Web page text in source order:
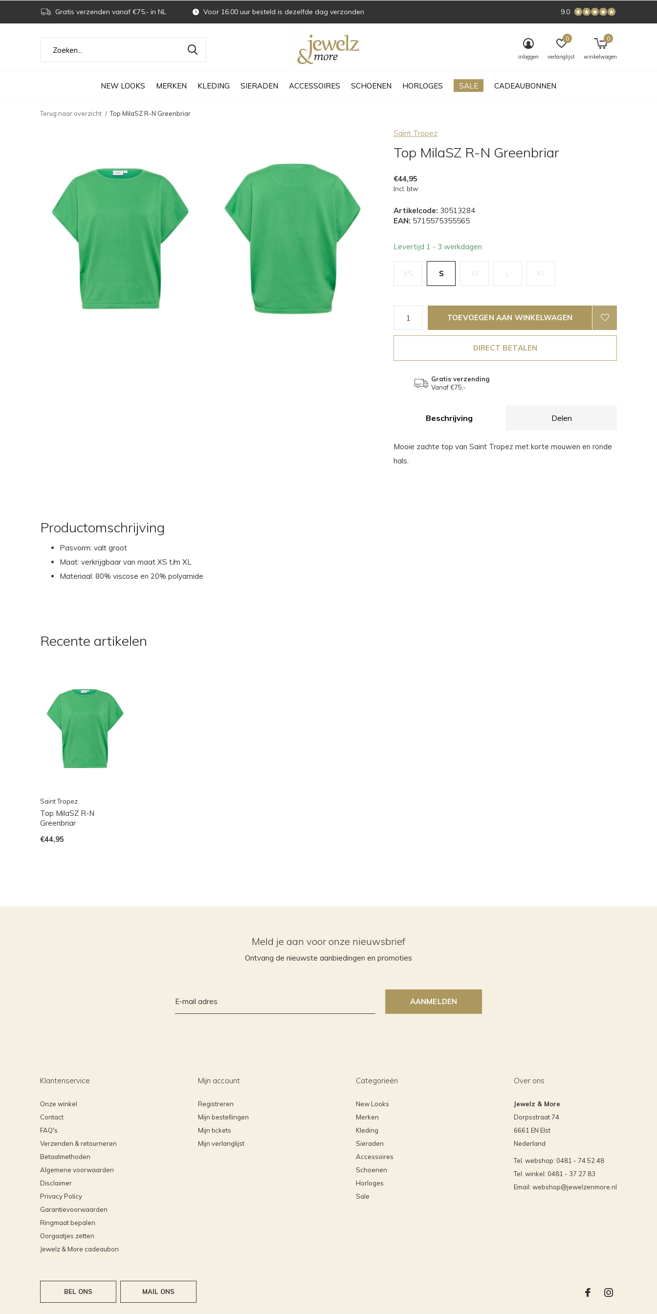
NEW LOOKS MERKEN KLEDING SIERADEN ACCESSOIRES SCHOENEN HORLOGES SALE CADEAUBONNEN
inloggen verlanglijst
0
winkelwagen
0
Gratis verzenden vanaf €75,- in NL Voor 16.00 uur besteld is dezelfde dag verzonden 9.0
Terug naar overzicht Top MilaSZ R-N Greenbriar
Saint Tropez
Top MilaSZ R-N Greenbriar
€44,95
Incl. btw
Artikelcode: 30513284
EAN: 5715575355565
Levertijd 1 - 3 werkdagen
XS S M L XL
TOEVOEGEN AAN WINKELWAGEN
DIRECT BETALEN
Gratis verzending
Vanaf €75,-
Beschrijving Delen
Mooie zachte top van Saint Tropez met korte mouwen en ronde
hals.
Productomschrijving
Pasvorm: valt groot
Maat: verkrijgbaar van maat XS t/m XL
Materiaal: 80% viscose en 20% polyamide
Recente artikelen
Saint Tropez
Top MilaSZ R-N
Greenbriar
€44,95
Meld je aan voor onze nieuwsbrief
Ontvang de nieuwste aanbiedingen en promoties
AANMELDEN
Klantenservice
Onze winkel
Contact
FAQ's
Verzenden & retourneren
Betaalmethoden
Algemene voorwaarden
Disclaimer
Privacy Policy
Garantievoorwaarden
Ringmaat bepalen
Oorgaatjes zetten
Jewelz & More cadeaubon
Mijn account
Registreren
Mijn bestellingen
Mijn tickets
Mijn verlanglijst
Categorieën
New Looks
Merken
Kleding
Sieraden
Accessoires
Schoenen
Horloges
Sale
Over ons
Jewelz & More
Dorpsstraat 74
6661 EN Elst
Nederland
Tel. webshop: 0481 - 74 52 48
Tel. winkel: 0481 - 37 27 83
Email: webshop@jewelzenmore.nl
BEL ONS MAIL ONS